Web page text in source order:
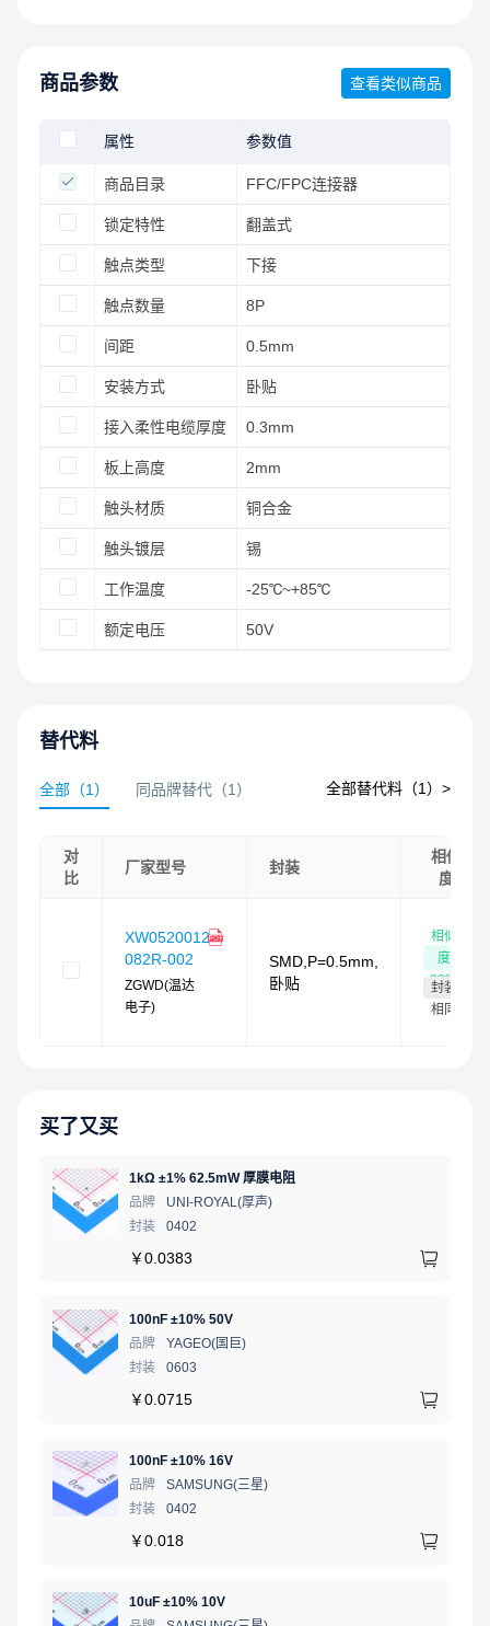
商品参数 查看类似商品
属性 参数值
商品目录 FFC/FPC连接器
锁定特性 翻盖式
触点类型 下接
触点数量 8P
间距 0.5mm
安装方式 卧贴
接入柔性电缆厚度 0.3mm
板上高度 2mm
触头材质 铜合金
触头镀层 锡
工作温度 -25℃~+85℃
额定电压 50V
替代料
全部 （1） 同品牌替代 （1 ） 全部替代料（1）>
对
比
厂家型号 封装
相似
度
XW0520012-
082R-002
ZGWD(温达
电子)
SMD,P=0.5mm,
卧贴
相似
度
83%
封装
相同
买了又买
1kΩ ±1% 62.5mW 厚膜电阻
品牌
UNI-ROYAL(厚声)
封装
0402
￥0.0383
100nF ±10% 50V
品牌
YAGEO(国巨)
封装
0603
￥0.0715
100nF ±10% 16V
品牌
SAMSUNG(三星)
封装
0402
￥0.018
10uF ±10% 10V